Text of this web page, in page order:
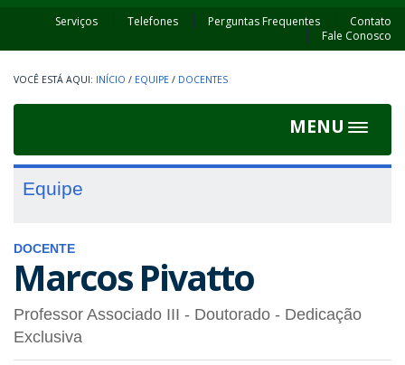
Serviços Telefones Perguntas Frequentes
Contato
Fale Conosco
INÍCIO / EQUIPE / DOCENTES
MENU
Toggle
Equipe
DOCENTE
Marcos Pivatto
Professor Associado III - Doutorado - Dedicação
Exclusiva